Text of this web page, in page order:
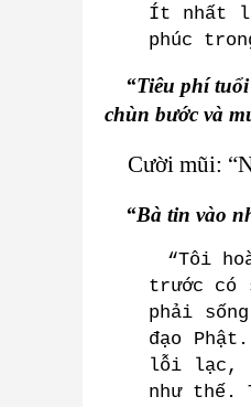
Ít nhất
phúc
“Tiêu phí
chùn bước và
Cười mũi:
“Bà tin vào
“Tôi
trước có
phải
đạo
lỗi lạc,
như thế.